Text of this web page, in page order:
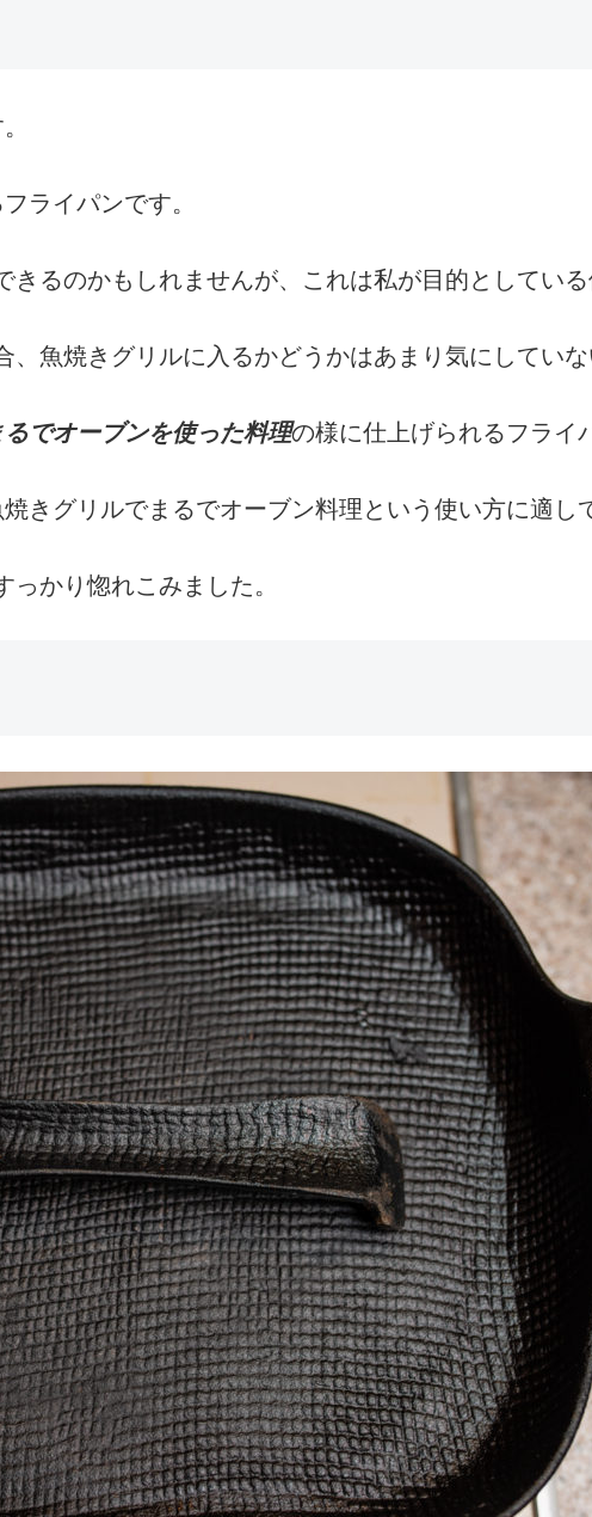
ライパンです。
るのかもしれませんが、これは私が目的としている
魚焼きグリルに入るかどうかはあまり気にしていな
でオーブンを使った料理の様に仕上げられるフライ
きグリルでまるでオーブン料理という使い方に適し
かり惚れこみました。